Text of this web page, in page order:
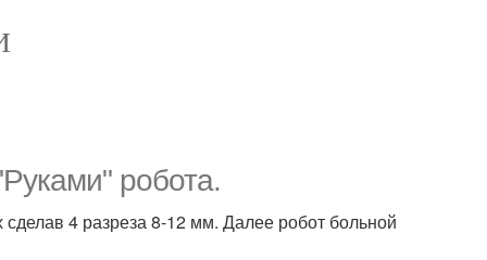
робота.
4 разреза 8-12 мм. Далее робот больной